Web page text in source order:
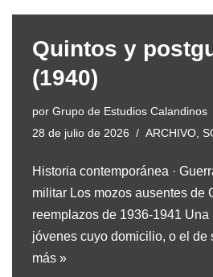
Quintos y
(1940)
por Grupo de Estudios Calandinos
28 de julio de 2026
ARCHIVO,
Historia contemporánea ·
militar Los mozos ausentes de
reemplazos de 1936-1941 Una
jóvenes cuyo domicilio, o el
más »